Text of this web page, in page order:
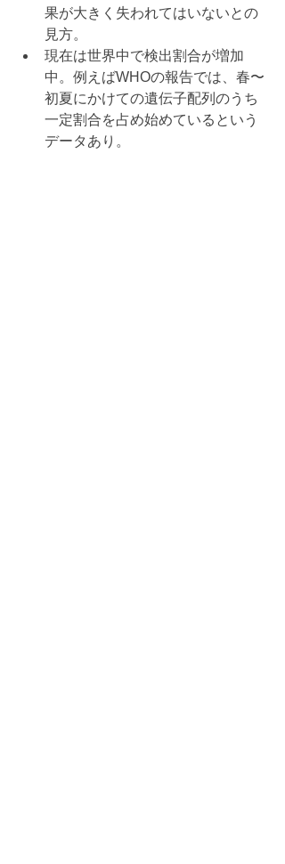
果が大きく失われてはいないとの
見方。
現在は世界中で検出割合が増加
中。例えばWHOの報告では、春〜
初夏にかけての遺伝子配列のうち
一定割合を占め始めているという
データあり。